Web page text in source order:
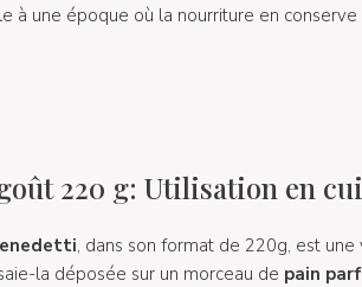
à une époque où la nourriture en
220 g: Utilisation en
, dans son format de 220g, est
la déposée sur un morceau de pain